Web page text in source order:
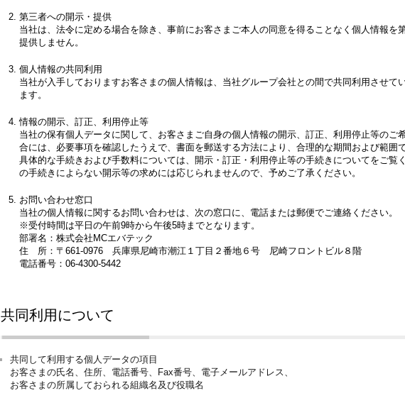
第三者への開示・提供
当社は、法令に定める場合を除き、事前にお客さまご本人の同意を得ることなく個人情報を
提供しません。
個人情報の共同利用
当社が入手しておりますお客さまの個人情報は、当社グループ会社との間で共同利用させて
ます。
情報の開示、訂正、利用停止等
当社の保有個人データに関して、お客さまご自身の個人情報の開示、訂正、利用停止等のご
合には、必要事項を確認したうえで、書面を郵送する方法により、合理的な期間および範囲
具体的な手続きおよび手数料については、開示・訂正・利用停止等の手続きについてをご覧
の手続きによらない開示等の求めには応じられませんので、予めご了承ください。
お問い合わせ窓口
当社の個人情報に関するお問い合わせは、次の窓口に、電話または郵便でご連絡ください。
※受付時間は平日の午前9時から午後5時までとなります。
部署名：株式会社MCエバテック
住 所：〒661-0976 兵庫県尼崎市潮江１丁目２番地６号 尼崎フロントビル８階
電話番号：06-4300-5442
共同利用について
共同して利用する個人データの項目
お客さまの氏名、住所、電話番号、Fax番号、電子メールアドレス、
お客さまの所属しておられる組織名及び役職名